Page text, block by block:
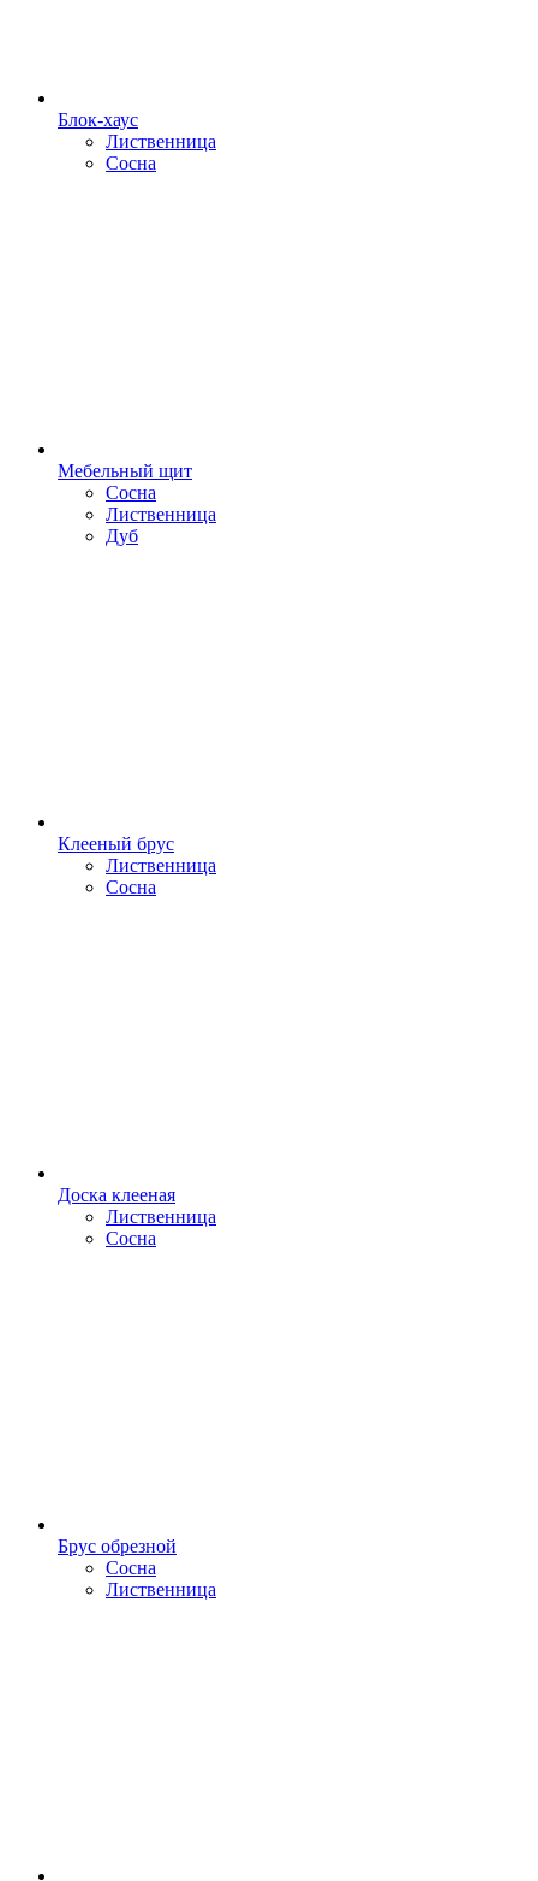
Блок-хаус
Лиственница
Сосна
Мебельный щит
Сосна
Лиственница
Дуб
Клееный брус
Лиственница
Сосна
Доска клееная
Лиственница
Сосна
Брус обрезной
Сосна
Лиственница